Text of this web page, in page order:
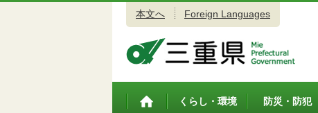
本文へ Foreign Languages
くらし・環境 防災・防犯